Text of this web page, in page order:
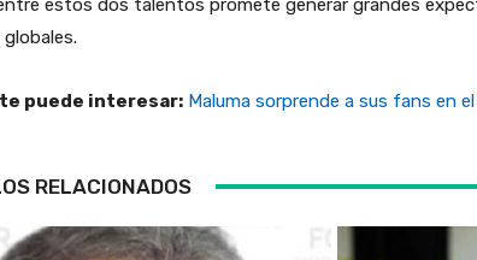
puede interesar: Maluma sorprende a sus fans en
RELACIONADOS